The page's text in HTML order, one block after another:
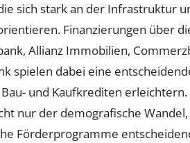
sich stark an der Infrastruktur
Finanzierungen über
Allianz Immobilien,
spielen dabei eine
und Kaufkrediten
nur der demografische Wandel,
Förderprogramme